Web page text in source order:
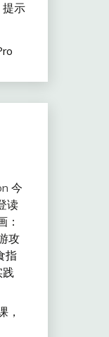
提示
今
读
：
攻
指
，